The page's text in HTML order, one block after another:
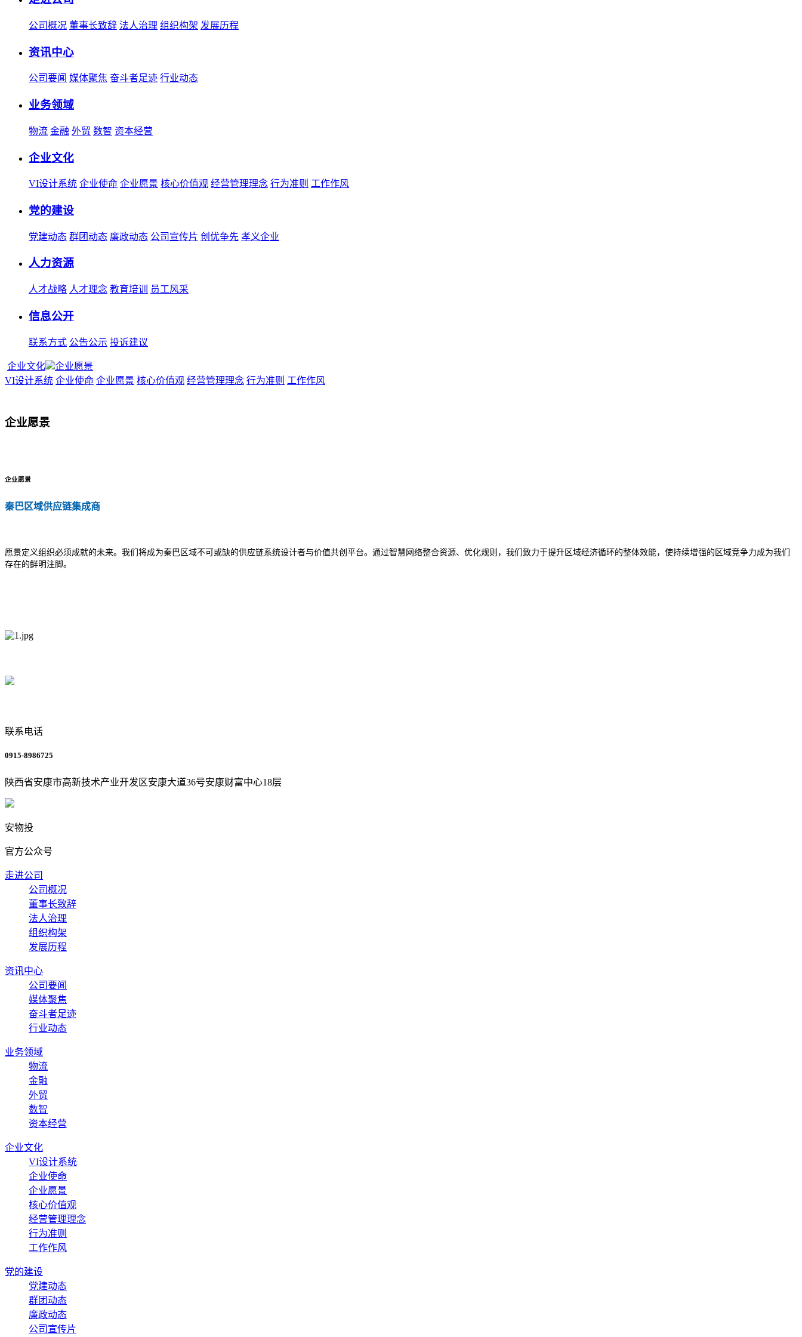
公司概况 董事长致辞 法人治理 组织构架 发展历程
资讯中心
公司要闻 媒体聚焦 奋斗者足迹 行业动态
业务领域
物流 金融 外贸 数智 资本经营
企业文化
VI设计系统 企业使命 企业愿景 核心价值观 经营管理理念 行为准则 工作作风
党的建设
党建动态 群团动态 廉政动态 公司宣传片 创优争先 孝义企业
人力资源
人才战略 人才理念 教育培训 员工风采
信息公开
联系方式 公告公示 投诉建议
企业文化
企业愿景
VI设计系统 企业使命 企业愿景 核心价值观 经营管理理念 行为准则 工作作风
企业愿景
企业愿景
秦巴区域供应链集成商
愿景定义组织必须成就的未来。我们将成为秦巴区域不可或缺的供应链系统设计者与价值共创平台。通过智慧网络整合资源、优化规则，我们致力于提升区域经济循环的整体效能，使持续增强的区域竞争力成为我们
存在的鲜明注脚。
联系电话
0915-8986725
陕西省安康市高新技术产业开发区安康大道36号安康财富中心18层
安物投
官方公众号
走进公司
公司概况
董事长致辞
法人治理
组织构架
发展历程
资讯中心
公司要闻
媒体聚焦
奋斗者足迹
行业动态
业务领域
物流
金融
外贸
数智
资本经营
企业文化
VI设计系统
企业使命
企业愿景
核心价值观
经营管理理念
行为准则
工作作风
党的建设
党建动态
群团动态
廉政动态
公司宣传片